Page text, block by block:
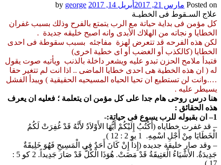
Posted on مارس 21, 2017 أبريل 14, 2017
george
علاج السـقوط فى الخطيـة
كل مؤمن فى بداية حياتة مع الرب يتمتع بالفرح وذلك بسبب غفران
الخطايا و نجاته من الهلاك الأبدى وانه اصبح خليقه جديدة .
لكن هذه الفرحه قد تتعرض لهزة مفاجئه بسبب سقوطة فى احدى
الخطايا (كالكذب أو الغضب أو اى خطية اخرى)
فتبدأ ملامح الحزن تبدو عليه ويشعر داخلة بالذنب ويأتيه صوت يقول
له ( ان هذه الخطية هى احدى خطايا الماضى .. اذا انت لم تتغير حقا
….وانت لن تستطيع ان تحيا الحياه المسيحيه الحقيقية ) ويبدأ الفشل
يسيطر عليه .
هنا درس روحى هام جدا على كل مؤمن ان يتعلمة ؛ فعليه ان يعرف
هذه الحقائق :
1– ان بقبوله للرب يسوع فى حياتة:-
– قد غفرت خطاياه (أَكْتُبُ إِلَيْكُمْ أَيُّهَا الأَوْلاَدُ لأَنَّهُ قَدْ غُفِرَتْ لَكُمُ
الْخَطَايَا مِنْ أَجْلِ اسْمِهِ. 1 يو 2 : 12 )
– وقد صار خليقة جديده (إِذاً إِنْ كَانَ أَحَدٌ فِي الْمَسِيحِ فَهُوَ خَلِيقَةٌ
جَدِيدَةٌ. الأَشْيَاءُ الْعَتِيقَةُ قَدْ مَضَتْ. هُوَذَا الْكُلُّ قَدْ صَارَ جَدِيداً. 2 كو 5 :